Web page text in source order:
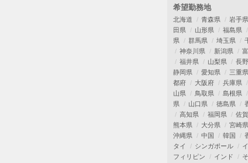
希望勤務地
北海道 青森県 岩手県
田県
山形県 福島県
県
群馬県 埼玉県
神奈川県
新潟県
福井県
山梨県 長
静岡県
愛知県 三重県
都府
大阪府 兵庫県
山県
鳥取県 島根県
県
山口県 徳島県
高知県
福岡県 佐
熊本県
大分県 宮崎県
沖縄県
中国 韓国
タイ
シンガポール
フィリピン
インド